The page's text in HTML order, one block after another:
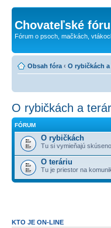
Chovateľské
Fórum o psoch, mačkách,
Obsah fóra ‹ O rybičkách
O rybičkách a
FÓRUM
O rybičkách
Tu si vymieňajú
O teráriu
Tu je priestor na
KTO JE ON-LINE